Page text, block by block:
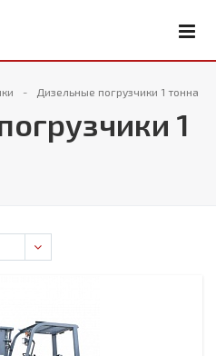
Дизельные погрузчики 1 тонна
1